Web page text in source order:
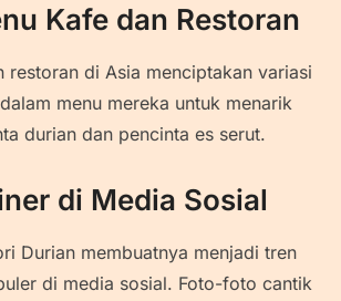
Kafe dan Restoran
restoran di Asia menciptakan variasi
menu mereka untuk menarik
durian dan pencinta es serut.
di Media Sosial
Durian membuatnya menjadi tren
di media sosial. Foto-foto cantik